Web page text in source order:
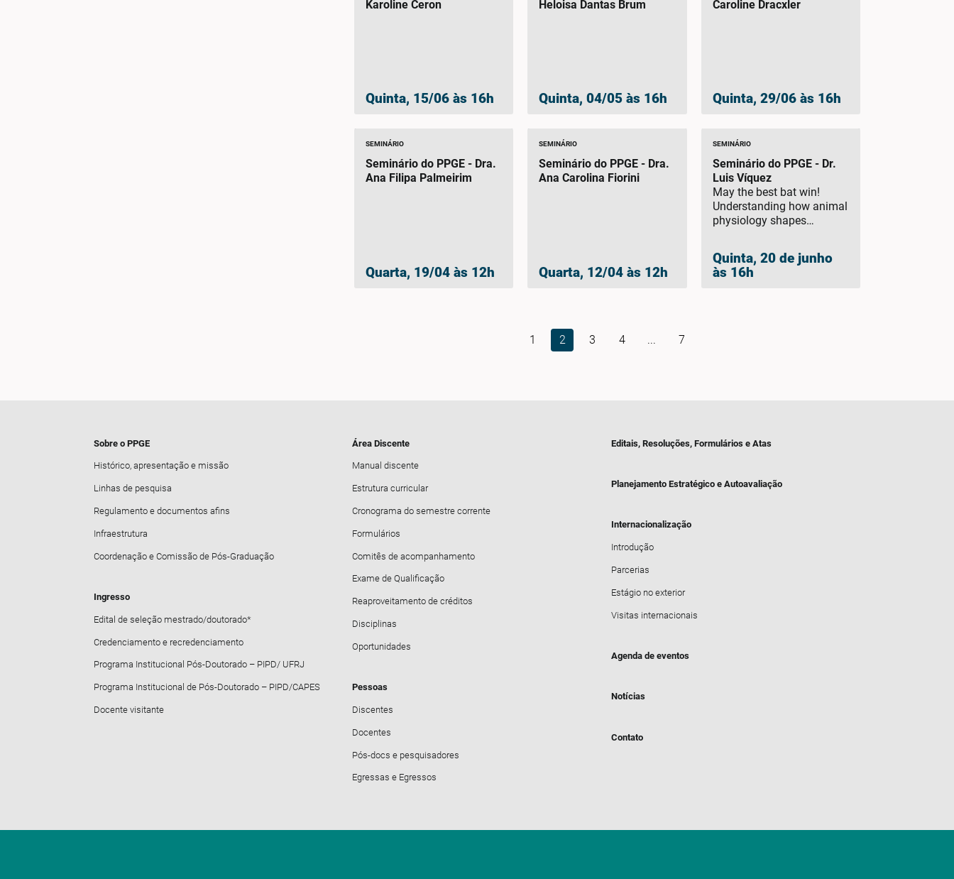
Karoline Ceron
Quinta, 15/06 às 16h
Heloisa Dantas Brum
Quinta, 04/05 às 16h
Caroline Dracxler
Quinta, 29/06 às 16h
SEMINÁRIO
Seminário do PPGE - Dra.
Ana Filipa Palmeirim
Quarta, 19/04 às 12h
SEMINÁRIO
Seminário do PPGE - Dra.
Ana Carolina Fiorini
Quarta, 12/04 às 12h
SEMINÁRIO
Seminário do PPGE - Dr.
Luis Víquez
May the best bat win!
Understanding how animal
physiology shapes
Quinta, 20 de junho
às 16h
1 2 3 4 ... 7
Sobre o PPGE
Histórico, apresentação e missão
Linhas de pesquisa
Regulamento e documentos afins
Infraestrutura
Coordenação e Comissão de Pós-Graduação
Ingresso
Edital de seleção mestrado/doutorado*
Credenciamento e recredenciamento
Programa Institucional Pós-Doutorado – PIPD/ UFRJ
Programa Institucional de Pós-Doutorado – PIPD/CAPES
Docente visitante
Área Discente
Manual discente
Estrutura curricular
Cronograma do semestre corrente
Formulários
Comitês de acompanhamento
Exame de Qualificação
Reaproveitamento de créditos
Disciplinas
Oportunidades
Pessoas
Discentes
Docentes
Pós-docs e pesquisadores
Egressas e Egressos
Editais, Resoluções, Formulários e Atas
Planejamento Estratégico e Autoavaliação
Internacionalização
Introdução
Parcerias
Estágio no exterior
Visitas internacionais
Agenda de eventos
Notícias
Contato